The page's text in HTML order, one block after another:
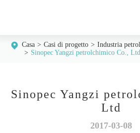
Casa Casi di progetto
Industria
Sinopec Yangzi petrolchimico Co., Ltd
Sinopec Yangzi
Ltd
2017-03-08